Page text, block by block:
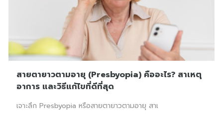
สายตายาวตามอายุ (Presbyopia) คืออะไร? สาเหตุ
อาการ และวิธีแก้ไขที่ดีที่สุด
เจาะลึก Presbyopia หรือสายตายาวตามอายุ สาเ